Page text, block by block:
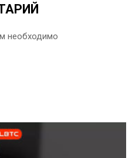
необходимо